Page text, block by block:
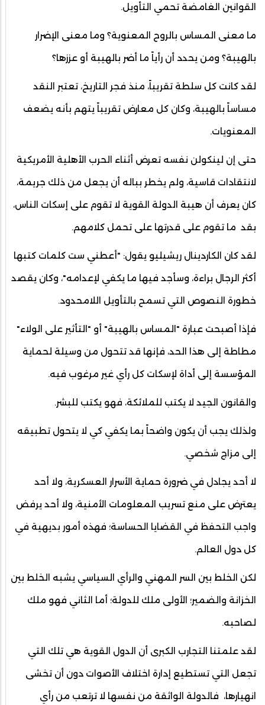
القوانين الغامضة تحمي التأويل.
ما معنى المساس بالروح المعنوية؟ وما معنى الإضرار
بالهيبة؟ ومن يحدد أن رأياً ما أضر بالهيبة أو عززها؟
لقد كانت كل سلطة تقريباً، منذ فجر التاريخ، تعتبر النقد
مساساً بالهيبة، وكان كل معارض تقريباً يتهم بأنه يضعف
المعنويات.
حتى إن لينكولن نفسه تعرض أثناء الحرب الأهلية الأمريكية
لانتقادات قاسية، ولم يخطر بباله أن يجعل من ذلك جريمة،
كان يعرف أن هيبة الدولة القوية لا تقوم على إسكات الناس،
بقد ما تقوم على قدرتها على تحمل كلامهم.
لقد كان الكاردينال ريشيليو يقول: "أعطني ست كلمات كتبها
أكثر الرجال براءة، وسأجد فيها ما يكفي لإعدامه"، وكان يقصد
خطورة النصوص التي تسمح بالتأويل اللامحدود.
فإذا أصبحت عبارة "المساس بالهيبة" أو "التأثير على الولاء"
مطاطة إلى هذا الحد، فإنها قد تتحول من وسيلة لحماية
المؤسسة إلى أداة لإسكات كل رأي غير مرغوب فيه.
والقانون الجيد لا يكتب للملائكة، فهو يكتب للبشر.
ولذلك يجب أن يكون واضحاً بما يكفي كي لا يتحول تطبيقه
إلى مزاج شخصي.
لا أحد يجادل في ضرورة حماية الأسرار العسكرية، ولا أحد
يعترض على منع تسريب المعلومات الأمنية، ولا أحد يرفض
واجب التحفظ في القضايا الحساسة؛ فهذه أمور بديهية في
كل دول العالم.
لكن الخلط بين السر المهني والرأي السياسي يشبه الخلط بين
الخزانة والضمير؛ الأولى ملك للدولة؛ أما الثاني فهو ملك
لصاحبه.
لقد علمتنا التجارب الكبرى أن الدول القوية هي تلك التي
تجعل التي تستطيع إدارة اختلاف الأصوات دون أن تخشى
انهيارها، فالدولة الواثقة من نفسها لا ترتعب من رأي